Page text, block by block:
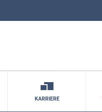
KARRIERE